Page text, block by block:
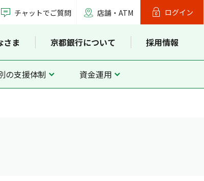
チャットでご質問 店舗・ATM ログイン
さま 京都銀行について 採用情報
の支援体制 資金運用